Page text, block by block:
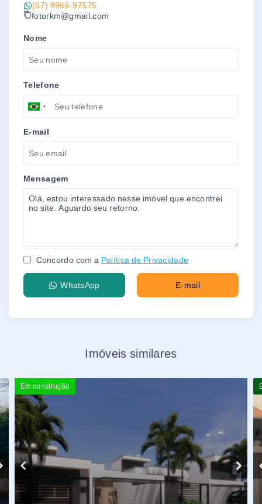
(67) 9966-97575
fotorkm@gmail.com
Nome
Telefone
E-mail
Mensagem
Concordo com a Política de Privacidade
WhatsApp E-mail
Imóveis similares
Em construção